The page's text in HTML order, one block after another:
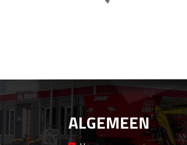
ALGEMEEN